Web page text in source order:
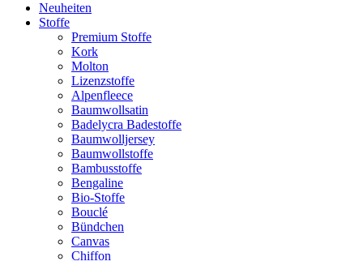
Neuheiten
Stoffe
Premium Stoffe
Kork
Molton
Lizenzstoffe
Alpenfleece
Baumwollsatin
Badelycra Badestoffe
Baumwolljersey
Baumwollstoffe
Bambusstoffe
Bengaline
Bio-Stoffe
Bouclé
Bündchen
Canvas
Chiffon